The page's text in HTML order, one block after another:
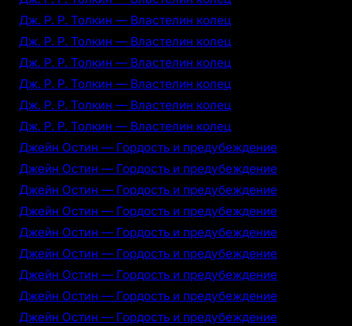
Дж. Р. Р. Толкин — Властелин колец
Дж. Р. Р. Толкин — Властелин колец
Дж. Р. Р. Толкин — Властелин колец
Дж. Р. Р. Толкин — Властелин колец
Дж. Р. Р. Толкин — Властелин колец
Дж. Р. Р. Толкин — Властелин колец
Джейн Остин — Гордость и предубеждение
Джейн Остин — Гордость и предубеждение
Джейн Остин — Гордость и предубеждение
Джейн Остин — Гордость и предубеждение
Джейн Остин — Гордость и предубеждение
Джейн Остин — Гордость и предубеждение
Джейн Остин — Гордость и предубеждение
Джейн Остин — Гордость и предубеждение
Джейн Остин — Гордость и предубеждение